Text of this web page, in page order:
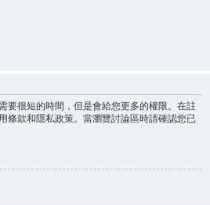
要很短的時間，但是會給您更多的權限。在註
條款和隱私政策。當瀏覽討論區時請確認您已